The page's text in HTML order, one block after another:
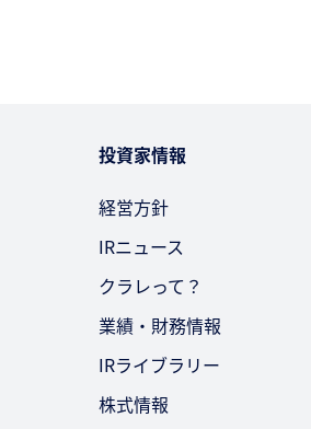
投資家情報
経営方針
IRニュース
クラレって？
業績・財務情報
IRライブラリー
株式情報